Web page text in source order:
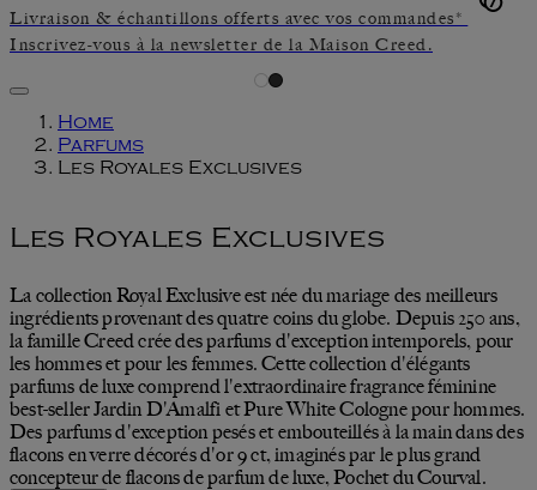
Livraison & échantillons offerts avec vos commandes*
Inscrivez-vous à la newsletter de la Maison Creed.
Home
Parfums
Les Royales Exclusives
Les Royales Exclusives
La collection Royal Exclusive est née du mariage des meilleurs
ingrédients provenant des quatre coins du globe. Depuis 250 ans,
la famille Creed crée des parfums d'exception intemporels, pour
les hommes et pour les femmes. Cette collection d'élégants
parfums de luxe comprend l'extraordinaire fragrance féminine
best-seller Jardin D'Amalfi et Pure White Cologne pour hommes.
Des parfums d'exception pesés et embouteillés à la main dans des
flacons en verre décorés d'or 9 ct, imaginés par le plus grand
concepteur de flacons de parfum de luxe, Pochet du Courval.